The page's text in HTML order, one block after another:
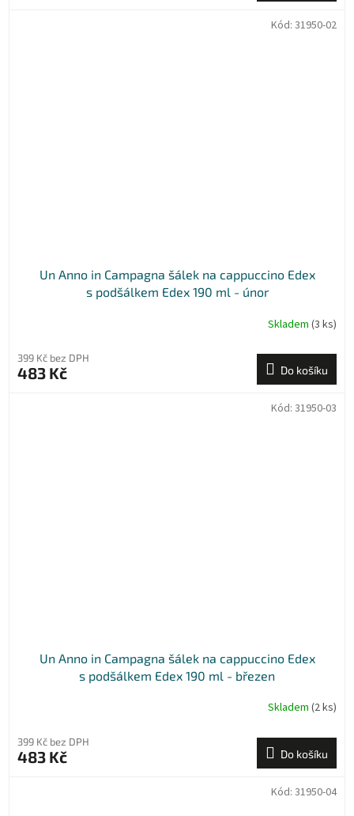
Un Anno in Campagna šálek na cappuccino Edex
s podšálkem Edex 190 ml - únor
Skladem (3 ks)
399 Kč bez DPH
483 Kč Do košíku
Kód: 31950-02
Un Anno in Campagna šálek na cappuccino Edex
s podšálkem Edex 190 ml - březen
Skladem (2 ks)
399 Kč bez DPH
483 Kč Do košíku
Kód: 31950-03
Kód: 31950-04